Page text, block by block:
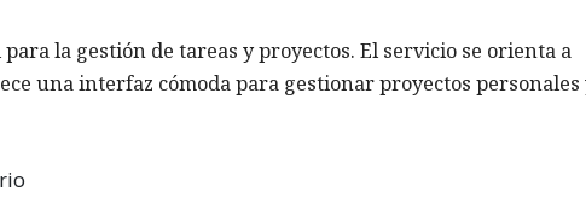
la gestión de tareas y proyectos. El servicio se orienta a
una interfaz cómoda para gestionar proyectos personales